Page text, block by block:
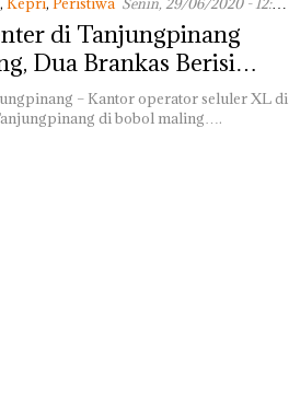
Senin, 29/06/2020 - 12:12
di Tanjungpinang
Dua Brankas Berisi
– Kantor operator seluler XL di
di bobol maling….